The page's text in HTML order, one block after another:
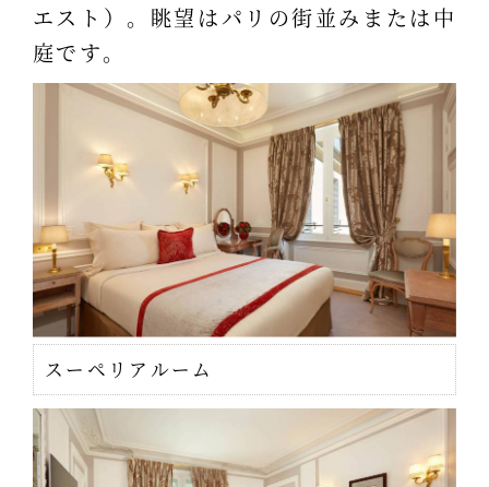
エスト）。眺望はパリの街並みまたは中
庭です。
スーペリアルーム